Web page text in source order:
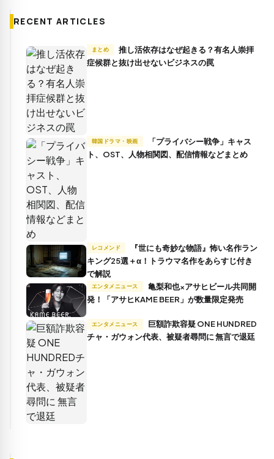
RECENT ARTICLES
まとめ
推し活依存はなぜ起きる？有名人崇拝
症候群と抜け出せないビジネスの罠
韓国ドラマ・映画
ト、OST、人物相関図、配信情報などまとめ
レコメンド
キング25選＋α！トラウマ名作をあらすじ付き
で解説
エンタメニュース
発！「アサヒKAME BEER」が数量限定発売
エンタメニュース
チャ・ガウォン代表、被疑者尋問に 無言で退廷